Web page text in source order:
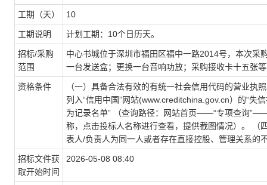
工期（天） 10
工期说明 计划工期：10个日历天。
招标/采购
范围
中心书城位于深圳市福田区福中一路2014号，本次采
一台发送盒；更换一台音响功放；采购接收卡十五张
资格条件
（一）具备合法有效的有统一社会信用代码的营业执
列入“信用中国”网站(www.creditchina.gov.cn）的“失
为记录名单” （查询路径：网站首页——“专项查询
称，点击投标人名称进行查看，提供截图情况）。 （
表人/负责人为同一人或者存在直接控股、管理关系的
招标文件获
取开始时间
2026-05-08 08:40